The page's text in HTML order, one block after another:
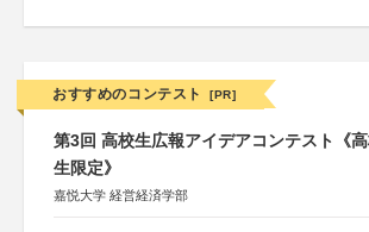
おすすめのコンテスト [PR]
第3回 高校生広報アイデアコンテスト《
生限定》
嘉悦大学 経営経済学部